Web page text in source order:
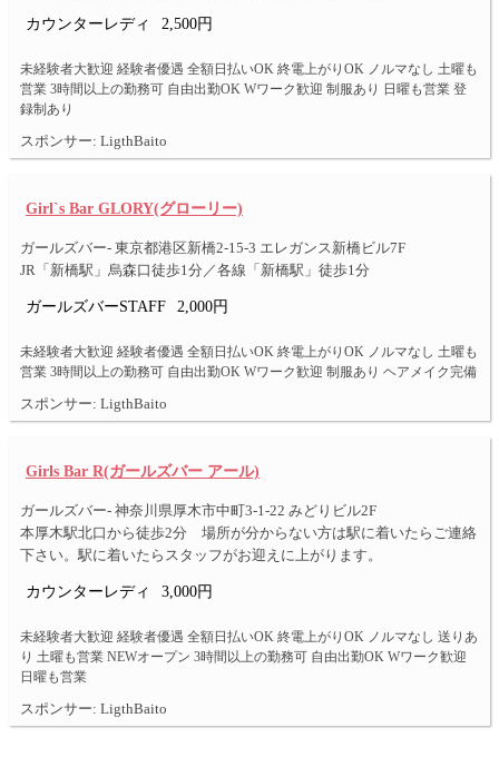
カウンターレディ 2,500円
未経験者大歓迎 経験者優遇 全額日払いOK 終電上がりOK ノルマなし 土曜も
営業 3時間以上の勤務可 自由出勤OK Wワーク歓迎 制服あり 日曜も営業 登
録制あり
スポンサー: LigthBaito
Girl`s Bar GLORY(グローリー)
ガールズバー- 東京都港区新橋2-15-3 エレガンス新橋ビル7F
JR「新橋駅」烏森口徒歩1分／各線「新橋駅」徒歩1分
ガールズバーSTAFF 2,000円
未経験者大歓迎 経験者優遇 全額日払いOK 終電上がりOK ノルマなし 土曜も
営業 3時間以上の勤務可 自由出勤OK Wワーク歓迎 制服あり ヘアメイク完備
スポンサー: LigthBaito
Girls Bar R(ガールズバー アール)
ガールズバー- 神奈川県厚木市中町3-1-22 みどりビル2F
本厚木駅北口から徒歩2分 場所が分からない方は駅に着いたらご連絡
下さい。駅に着いたらスタッフがお迎えに上がります。
カウンターレディ 3,000円
未経験者大歓迎 経験者優遇 全額日払いOK 終電上がりOK ノルマなし 送りあ
り 土曜も営業 NEWオープン 3時間以上の勤務可 自由出勤OK Wワーク歓迎
日曜も営業
スポンサー: LigthBaito